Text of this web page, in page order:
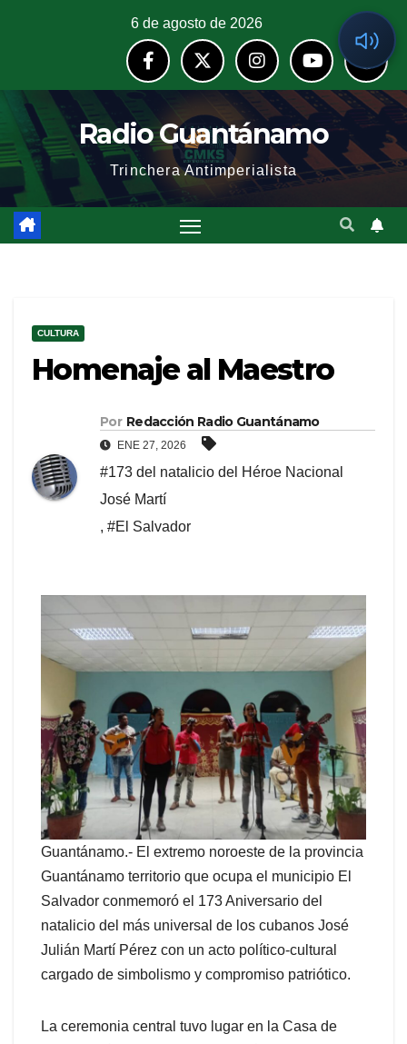
6 de agosto de 2026
Radio Guantánamo
Trinchera Antimperialista
CULTURA
Homenaje al Maestro
Por Redacción Radio Guantánamo
ENE 27, 2026
#173 del natalicio del Héroe Nacional
José Martí
, #El Salvador
Guantánamo.- El extremo noroeste de la provincia
Guantánamo territorio que ocupa el municipio El
Salvador conmemoró el 173 Aniversario del
natalicio del más universal de los cubanos José
Julián Martí Pérez con un acto político-cultural
cargado de simbolismo y compromiso patriótico.
La ceremonia central tuvo lugar en la Casa de